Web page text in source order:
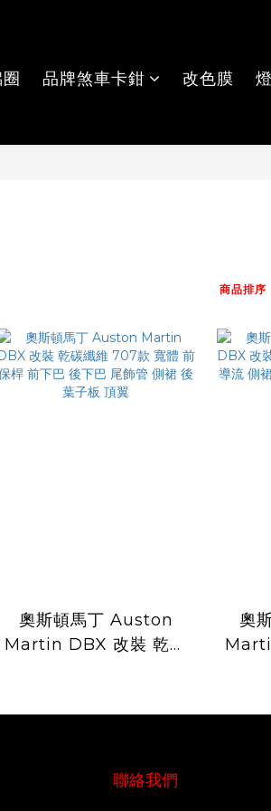
品牌煞車卡鉗 改色膜
商品排序
奧斯頓馬丁 Auston
Martin DBX 改裝 乾碳
管 側裙 後葉子板 頂翼
奧
聯絡我們